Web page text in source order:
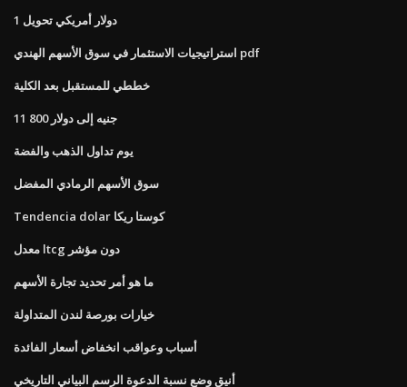
1 دولار أمريكي تحويل
استراتيجيات الاستثمار في سوق الأسهم الهندي pdf
خططي للمستقبل بعد الكلية
11 800 جنيه إلى دولار
يوم تداول الذهب والفضة
سوق الأسهم الرمادي المفضل
Tendencia dolar كوستا ريكا
معدل ltcg دون مؤشر
ما هو أمر تحديد تجارة الأسهم
خيارات بورصة لندن المتداولة
أسباب وعواقب انخفاض أسعار الفائدة
أنيق وضع نسبة الدعوة الرسم البياني التاريخي